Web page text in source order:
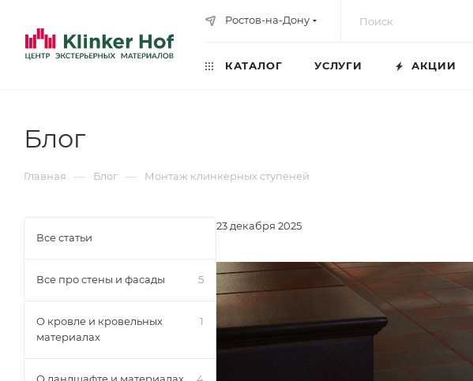
Ростов-на-Дону
КАТАЛОГ УСЛУГИ АКЦИИ
Блог
Главная — Блог — Монтаж клинкерных ступеней
23 декабря 2025
Все статьи
Все про стены и фасады 5
О кровле и кровельных
материалах
1